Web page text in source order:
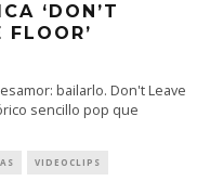
‘DON’T
bailarlo. Don't Leave
sencillo pop que
VIDEOCLIPS